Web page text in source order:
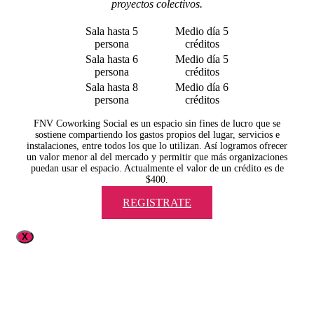
proyectos colectivos.
Sala hasta 5
persona
Medio día 5
créditos
Sala hasta 6
persona
Medio día 5
créditos
Sala hasta 8
persona
Medio día 6
créditos
FNV Coworking Social es un espacio sin fines de lucro que se
sostiene compartiendo los gastos propios del lugar, servicios e
instalaciones, entre todos los que lo utilizan. Así logramos ofrecer
un valor menor al del mercado y permitir que más organizaciones
puedan usar el espacio. Actualmente el valor de un crédito es de
$400.
REGISTRATE
X